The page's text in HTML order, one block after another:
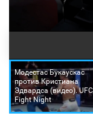
Модестас Букаускас
против Кристиана
Эдвардса (видео). UFC
Fight Night